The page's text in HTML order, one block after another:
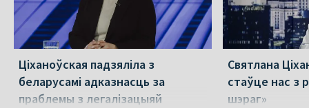
Ціханоўская падзяліла з
беларусамі адказнасць за
праблемы з легалізацыяй
Святлана
стаўце нас з
шэраг»